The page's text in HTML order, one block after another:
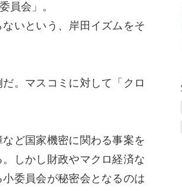
員会」。
いという、岸田イズムをそ
。マスコミに対して「クロ
ど国家機密に関わる事案を
しかし財政やマクロ経済な
委員会が秘密会となるのは